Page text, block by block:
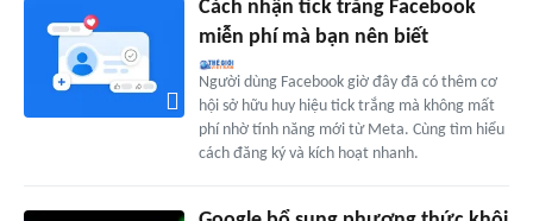
Cách nhận tick trắng Facebook
miễn phí mà bạn nên biết
Người dùng Facebook giờ đây đã có thêm cơ
hội sở hữu huy hiệu tick trắng mà không mất
phí nhờ tính năng mới từ Meta. Cùng tìm hiểu
cách đăng ký và kích hoạt nhanh.